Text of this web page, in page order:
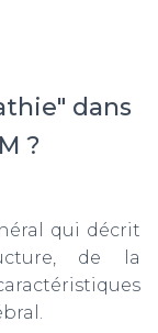
dans
?
qui décrit
de la